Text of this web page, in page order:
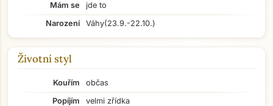
Mám se
jde to
Narození
Váhy(23.9.-22.10.)
Životní styl
Kouřím
občas
Popíjím
velmi zřídka